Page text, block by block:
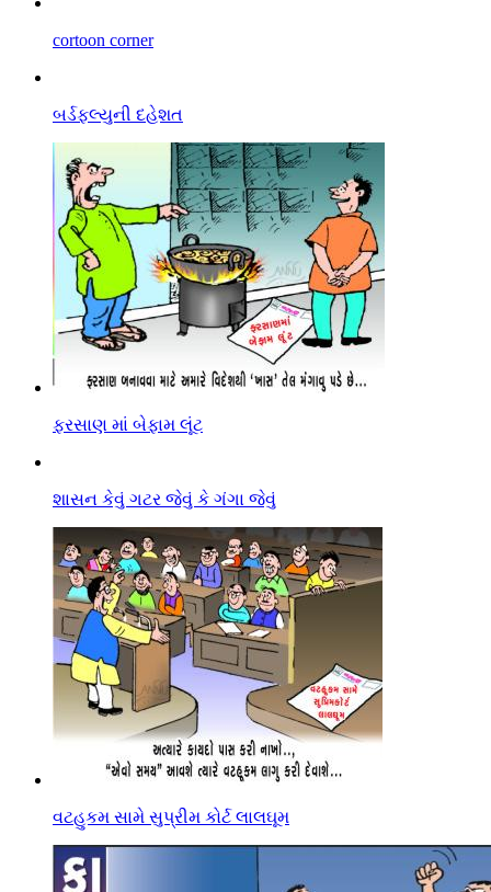
cortoon corner
બર્ડફલ્યુની દહેશત
ફરસાણ માં બેફામ લૂંટ
શાસન કેવું ગટર જેવું કે ગંગા જેવું
વટહુકમ સામે સુપ્રીમ કોર્ટ લાલઘૂમ